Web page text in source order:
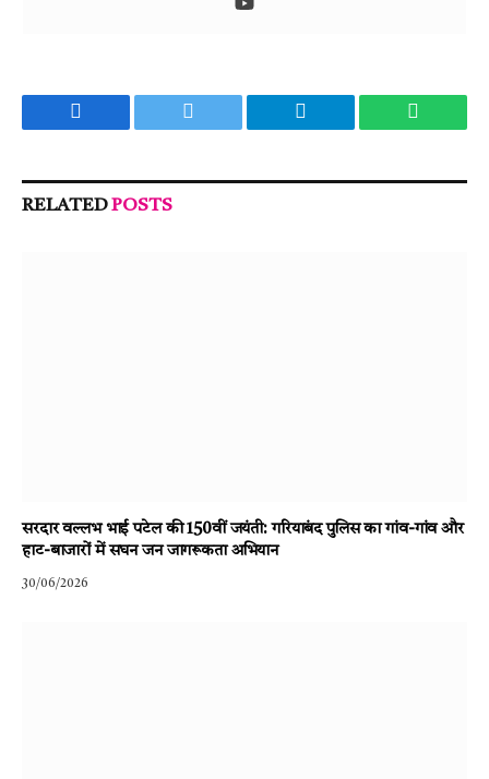
Facebook Twitter Telegram
RELATEDPOSTS
सरदार वल्लभ भाई पटेल की 150वीं जयंती: गरियाबंद पुलिस का गांव-गांव और
हाट-बाजारों में सघन जन जागरूकता अभियान
30/06/2026